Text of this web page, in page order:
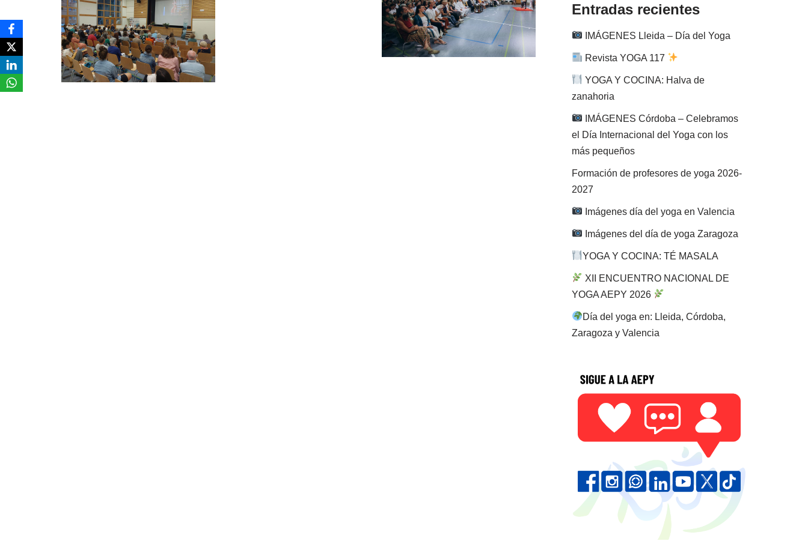
Entradas recientes
IMÁGENES Lleida – Día del Yoga
Revista YOGA 117
YOGA Y COCINA: Halva de
zanahoria
IMÁGENES Córdoba – Celebramos
el Día Internacional del Yoga con los
más pequeños
Formación de profesores de yoga 2026-
2027
Imágenes día del yoga en Valencia
Imágenes del día de yoga Zaragoza
YOGA Y COCINA: TÉ MASALA
XII ENCUENTRO NACIONAL DE
YOGA AEPY 2026
Día del yoga en: Lleida, Córdoba,
Zaragoza y Valencia